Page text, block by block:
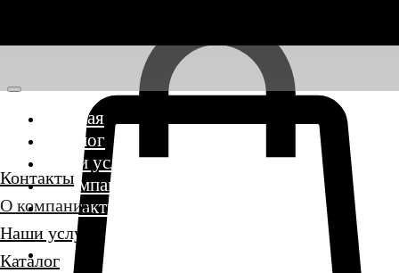
Главная
Каталог
Наши услуги
О компании
Контакты
Контакты
О компании
Наши услуги
Каталог